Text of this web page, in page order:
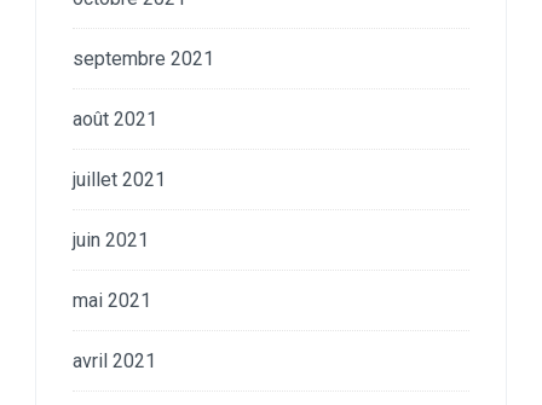
septembre 2021
août 2021
juillet 2021
juin 2021
mai 2021
avril 2021